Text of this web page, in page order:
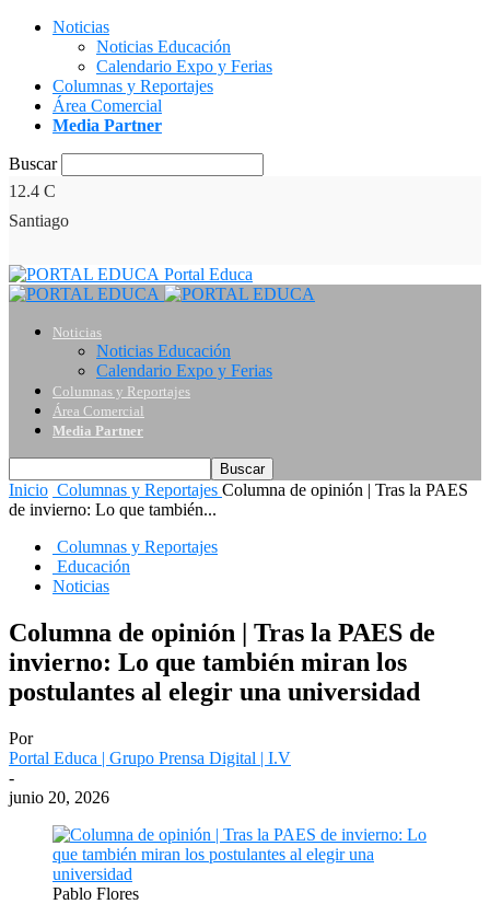
Noticias
Noticias Educación
Calendario Expo y Ferias
Columnas y Reportajes
Área Comercial
Media Partner
Buscar
12.4 C
Santiago
Portal Educa
Noticias
Noticias Educación
Calendario Expo y Ferias
Columnas y Reportajes
Área Comercial
Media Partner
Inicio Columnas y Reportajes Columna de opinión | Tras la PAES
de invierno: Lo que también...
Columnas y Reportajes
Educación
Noticias
Columna de opinión | Tras la PAES de
invierno: Lo que también miran los
postulantes al elegir una universidad
Por
Portal Educa | Grupo Prensa Digital | I.V
-
junio 20, 2026
Pablo Flores